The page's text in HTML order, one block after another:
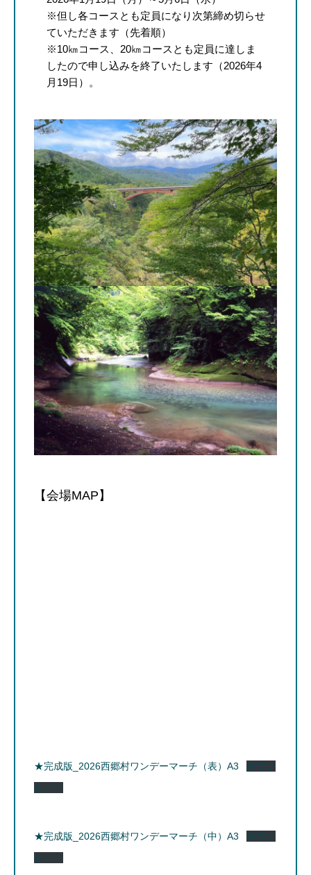
※但し各コースとも定員になり次第締め切らせ
ていただきます（先着順）
※10㎞コース、20㎞コースとも定員に達しま
したので申し込みを終了いたします（2026年4
月19日）。
【会場MAP】
★完成版_2026西郷村ワンデーマーチ（表）A3
ダウン
ロード
★完成版_2026西郷村ワンデーマーチ（中）A3
ダウン
ロード